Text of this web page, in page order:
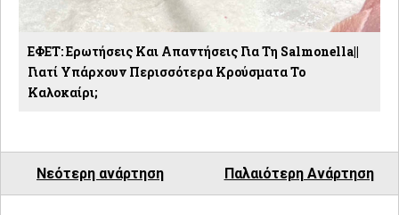
ΕΦΕΤ: Ερωτήσεις Και Απαντήσεις Για Τη Salmonella||
Γιατί Υπάρχουν Περισσότερα Κρούσματα Το
Καλοκαίρι;
Νεότερη ανάρτηση Παλαιότερη Ανάρτηση